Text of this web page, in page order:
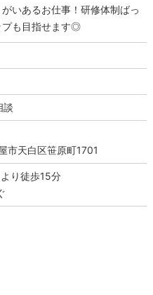
いあるお仕事！研修体制ばっ
プも目指せます◎
談
市天白区笹原町1701
り徒歩15分